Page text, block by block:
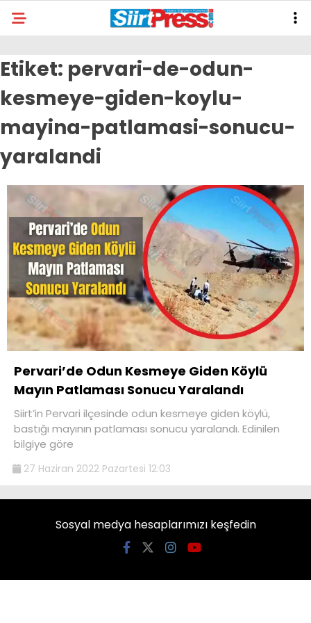
Etiket: pervari-de-odun-
kesmeye-giden-koylu-
mayina-patlamasi-sonucu-
yaralandi
Pervari’de Odun Kesmeye Giden Köylü
Mayın Patlaması Sonucu Yaralandı
Siirt’in Pervari ilçesinde odun kesmeye giden köylü,
bastığı mayının patlaması sonucu yaralandı. Edinilen
bilgiye göre
27 Haziran 2022 Pazartesi 12:03
Sosyal medya hesaplarımızı keşfedin